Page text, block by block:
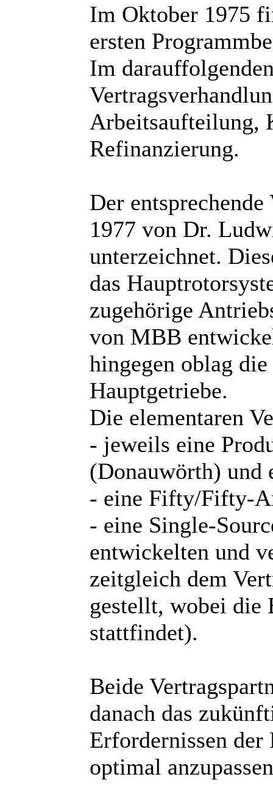
Im Oktober 1975
ersten
Im
Arbeitsaufteilung,
Refinanzierung.
Der
1977 von Dr.
unterzeichnet.
das
zugehörige
von MBB
hingegen oblag
Hauptgetriebe.
Die elementaren
- jeweils eine
(Donauwörth) und
- eine Fifty/Fifty-
- eine Single-
entwickelten und
zeitgleich dem
gestellt, wobei die
stattfindet).
Beide
danach das
Erfordernissen
optimal